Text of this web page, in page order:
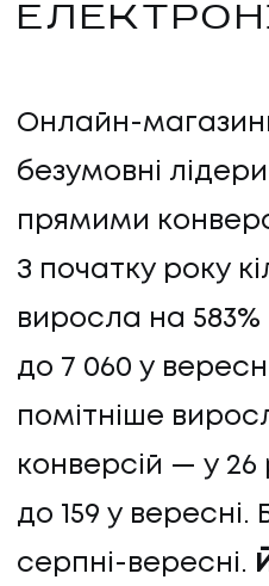
Онлайн-
безумовні
прямими
З початку року
виросла на 583%
до 7 060 у
помітніше
конверсій — у 26
до 159 у вересні.
серпні-вересні.